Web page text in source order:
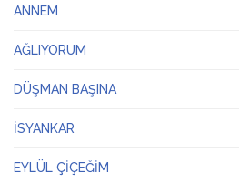
ANNEM
AĞLIYORUM
DÜŞMAN BAŞINA
İSYANKAR
EYLÜL ÇİÇEĞİM